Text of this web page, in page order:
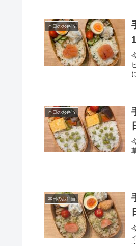
本日のお弁当
本日のお弁当
本日のお弁当